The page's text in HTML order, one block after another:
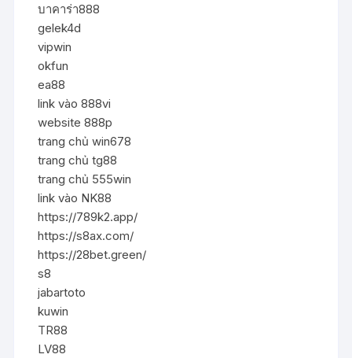
บาคาร่า888
gelek4d
vipwin
okfun
ea88
link vào 888vi
website 888p
trang chủ win678
trang chủ tg88
trang chủ 555win
link vào NK88
https://789k2.app/
https://s8ax.com/
https://28bet.green/
s8
jabartoto
kuwin
TR88
LV88